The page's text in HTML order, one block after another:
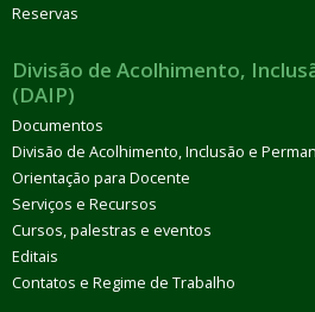
Reservas
Divisão de Acolhimento,
(DAIP)
Documentos
Divisão de Acolhimento, Inclusão e
Orientação para Docente
Serviços e Recursos
Cursos, palestras e eventos
Editais
Contatos e Regime de Trabalho